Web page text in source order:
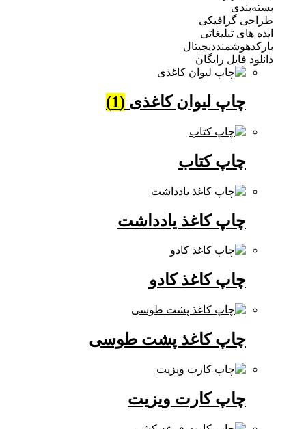
گرافیکی
تبلیغاتی
فایل رایگان
چاپ لیوان کاغذی(1)
چاپ کتاب
چاپ کاغذ یادداشت
چاپ کاغذ کادو
چاپ کاغذ پشت طوسی
چاپ کارت ویزیت